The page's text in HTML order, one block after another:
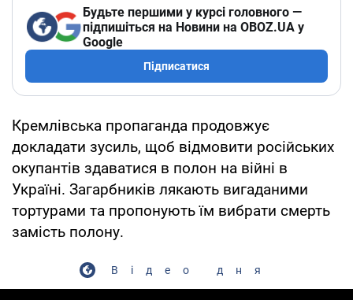
Будьте першими у курсі головного —
підпишіться на Новини на OBOZ.UA у
Google
Підписатися
Кремлівська пропаганда продовжує
докладати зусиль, щоб відмовити російських
окупантів здаватися в полон на війні в
Україні. Загарбників лякають вигаданими
тортурами та пропонують їм вибрати смерть
замість полону.
Відео дня